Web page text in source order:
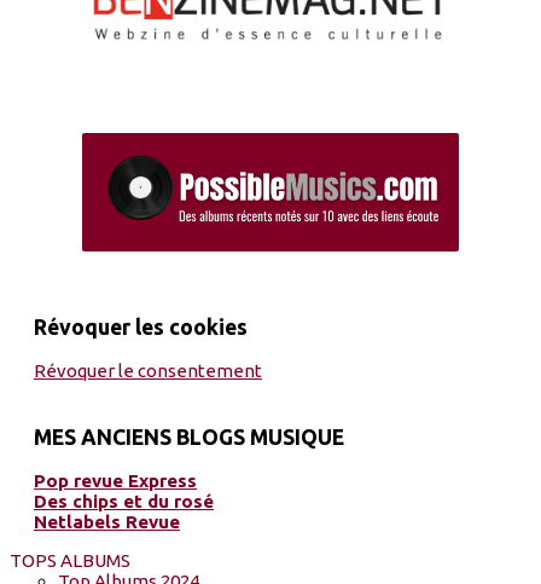
Révoquer les cookies
Révoquer le consentement
MES ANCIENS BLOGS MUSIQUE
Pop revue Express
Des chips et du rosé
Netlabels Revue
TOPS ALBUMS